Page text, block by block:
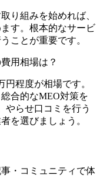
り組みを始めれば、
す。根本的なサービ
ことが重要です。
用相場は？
程度が相場です。
合的なMEO対策を
やらせ口コミを行う
を選びましょう。
・コミュニティで体